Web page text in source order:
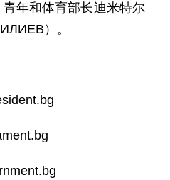
年和体育部长迪米特尔
）。